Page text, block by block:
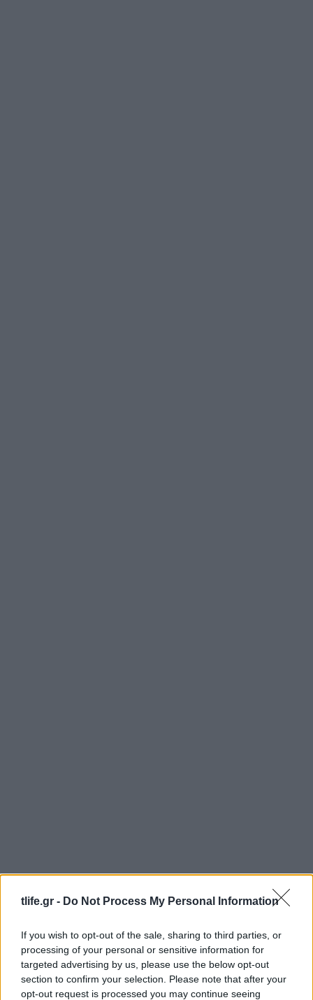
tlife.gr - Do Not Process My Personal Information
If you wish to opt-out of the sale, sharing to third parties, or
processing of your personal or sensitive information for
targeted advertising by us, please use the below opt-out
section to confirm your selection. Please note that after your
opt-out request is processed you may continue seeing